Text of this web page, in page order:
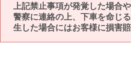
上記禁止事項が発覚した場合
警察に連絡の上、下車を命じ
生した場合にはお客様に損害